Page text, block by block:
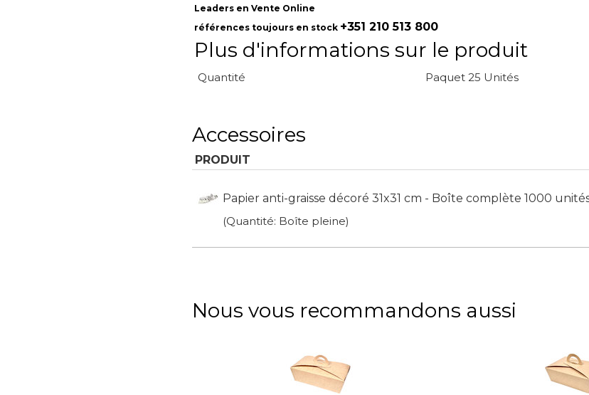
Leaders en Vente Online
références toujours en stock +351 210 513 800
Plus d'informations sur le produit
Quantité Paquet 25 Unités
Accessoires
PRODUIT
Papier anti-graisse décoré 31x31 cm - Boîte complète 1000
(Quantité: Boîte pleine)
Nous vous recommandons aussi